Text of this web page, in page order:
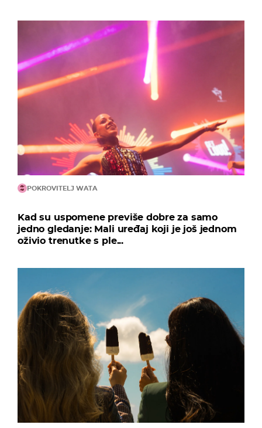
POKROVITELJ WATA
Kad su uspomene previše dobre za samo
jedno gledanje: Mali uređaj koji je još jednom
oživio trenutke s ple...